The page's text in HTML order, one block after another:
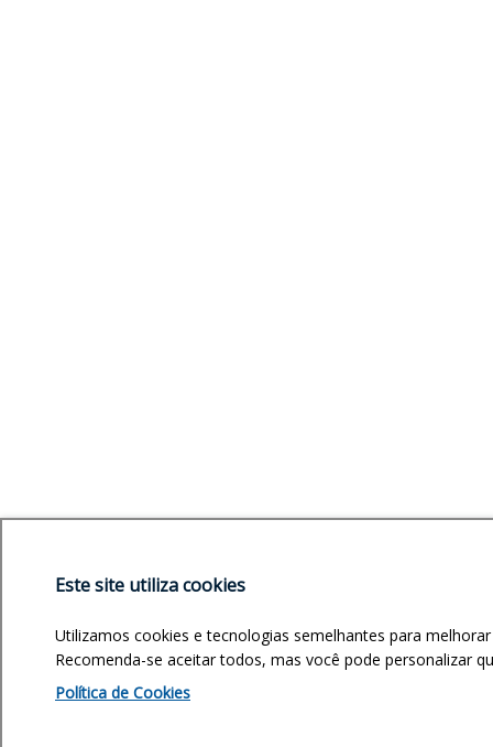
Este site utiliza cookies
Utilizamos cookies e tecnologias semelhantes para
Recomenda-se aceitar todos, mas você pode personalizar
Política de Cookies